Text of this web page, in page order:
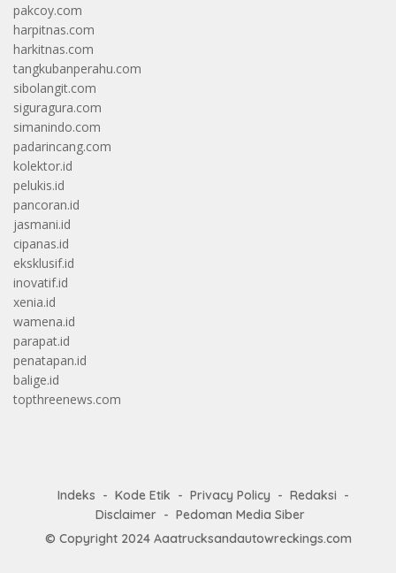
pakcoy.com
harpitnas.com
harkitnas.com
tangkubanperahu.com
sibolangit.com
siguragura.com
simanindo.com
padarincang.com
kolektor.id
pelukis.id
pancoran.id
jasmani.id
cipanas.id
eksklusif.id
inovatif.id
xenia.id
wamena.id
parapat.id
penatapan.id
balige.id
topthreenews.com
Indeks Kode Etik Privacy Policy
Redaksi
Disclaimer
Pedoman Media Siber
© Copyright 2024 Aaatrucksandautowreckings.com